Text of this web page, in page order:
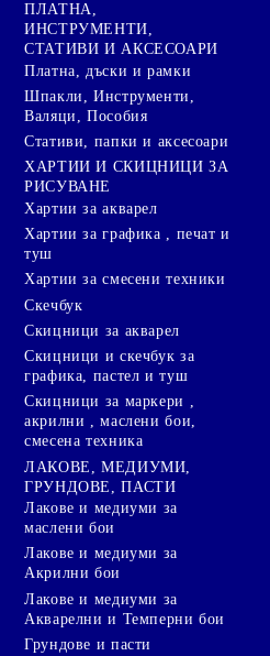
ПЛАТНА,
ИНСТРУМЕНТИ,
СТАТИВИ И АКСЕСОАРИ
Платна, дъски и рамки
Шпакли, Инструменти,
Валяци, Пособия
Стативи, папки и аксесоари
ХАРТИИ И СКИЦНИЦИ ЗА
РИСУВАНЕ
Хартии за акварел
Хартии за графика , печат и
туш
Хартии за смесени техники
Скечбук
Скицници за акварел
Скицници и скечбук за
графика, пастел и туш
Скицници за маркери ,
акрилни , маслени бои,
смесена техника
ЛАКОВЕ, МЕДИУМИ,
ГРУНДОВЕ, ПАСТИ
Лакове и медиуми за
маслени бои
Лакове и медиуми за
Акрилни бои
Лакове и медиуми за
Акварелни и Темперни бои
Грундове и пасти